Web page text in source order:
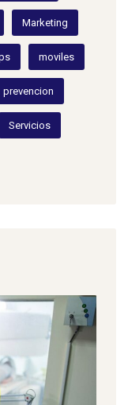
Marketing
moviles
prevencion
Servicios